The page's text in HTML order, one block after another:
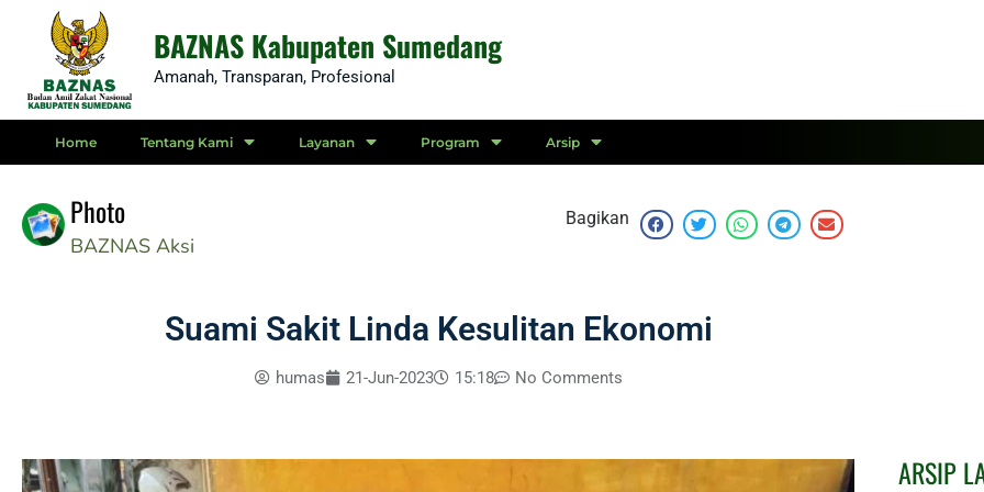
content
BAZNAS Kabupaten Sumedang
Amanah, Transparan, Profesional
Home Tentang Kami Layanan Program Arsip
Photo
BAZNAS Aksi
Bagikan
Suami Sakit Linda Kesulitan Ekonomi
humas 21-Jun-2023 15:18 No Comments
ARSIP